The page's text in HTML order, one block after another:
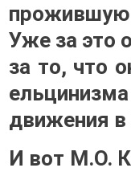
прожившую
Уже за это
за то, что
движения
И вот М.О.